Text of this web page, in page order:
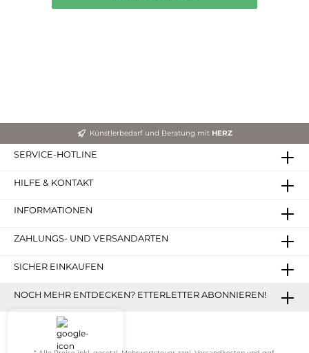
Künstlerbedarf und Beratung mitHERZ
SERVICE-HOTLINE
HILFE & KONTAKT
INFORMATIONEN
ZAHLUNGS- UND VERSANDARTEN
SICHER EINKAUFEN
NOCH MEHR ENTDECKEN? ETTERLETTER ABONNIEREN!